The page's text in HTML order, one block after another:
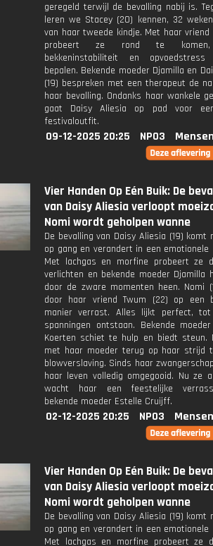
geregeld terwijl de bevalling nabij is.
leren we Stacey (20) kennen, 32
van haar tweede kindje. Met haar vriend
probeert ze rond te
bekkeninstabiliteit en
bepalen. Bekende moeder Djamilla en
(19) bespreken met een therapeut de
haar bevalling. Ondanks haar wankele
gaat Daisy Aliesia op pad voor
festivaloutfit.
09-12-2025 20:25 NPO3
Vier Handen Op Eén Buik: De
van Daisy Aliesia verloopt
Nomi wordt geholpen wanne
De bevalling van Daisy Aliesia (19) komt
op gang en verandert in een emotionele
Met lachgas en morfine probeert ze
verlichten en bekende moeder Djamilla
door de zware momenten heen. Nomi
door haar vriend Twum (22) op een
manier verrast. Alles lijkt perfect,
spanningen ontstaan. Bekende
Koerten schiet te hulp en biedt steun.
met haar moeder terug op haar strijd
blowverslaving. Sinds haar
haar leven volledig omgegooid. Nu ze
wacht haar een feestelijke
bekende moeder Estelle Cruijff.
02-12-2025 20:25 NPO3
Vier Handen Op Eén Buik: De
van Daisy Aliesia verloopt
Nomi wordt geholpen wanne
De bevalling van Daisy Aliesia (19) komt
op gang en verandert in een emotionele
Met lachgas en morfine probeert ze